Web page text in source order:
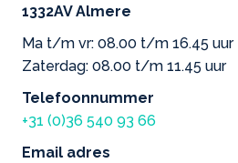
1332AV Almere
Ma t/m vr: 08.00 t/m 16.45 uur
Zaterdag: 08.00 t/m 11.45 uur
Telefoonnummer
+31 (0)36 540 93 66
Email adres